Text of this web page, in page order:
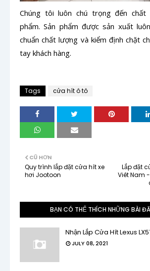
Chúng tôi luôn chú trọng đến chất
phẩm. Sản phẩm được sản xuất
chuẩn chất lượng và kiểm định chặt
tay khách hàng.
Tags cửa hít ô tô
Lắp đặt
Viêt Nam
CŨ HƠN
Quy trình lắp đặt cửa hít xe
hơi Jootoon
BẠN CÓ THỂ THÍCH NHỮNG BÀI
Nhận Lắp Cửa Hít Lexus
JULY 08, 2021